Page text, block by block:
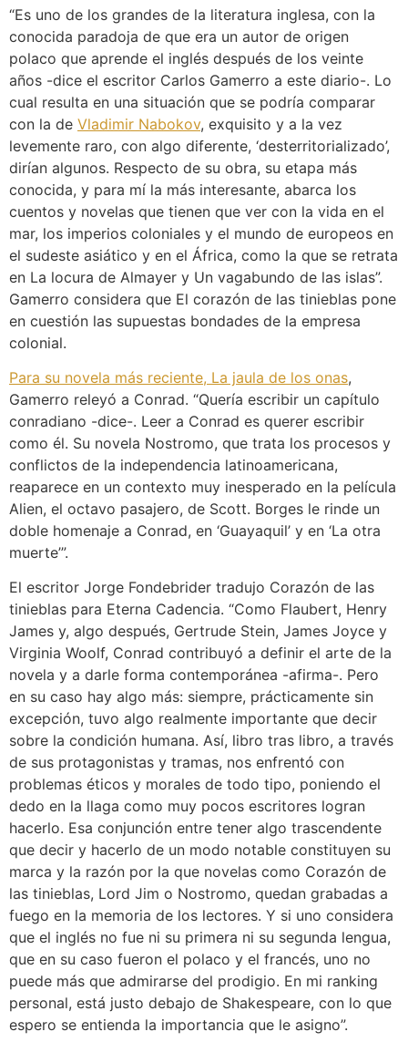
“Es uno de los grandes de la literatura inglesa, con la
conocida paradoja de que era un autor de origen
polaco que aprende el inglés después de los veinte
años -dice el escritor Carlos Gamerro a este diario-. Lo
cual resulta en una situación que se podría comparar
con la de Vladimir Nabokov, exquisito y a la vez
levemente raro, con algo diferente, ‘desterritorializado’,
dirían algunos. Respecto de su obra, su etapa más
conocida, y para mí la más interesante, abarca los
cuentos y novelas que tienen que ver con la vida en el
mar, los imperios coloniales y el mundo de europeos en
el sudeste asiático y en el África, como la que se retrata
en La locura de Almayer y Un vagabundo de las islas”.
Gamerro considera que El corazón de las tinieblas pone
en cuestión las supuestas bondades de la empresa
colonial.
Para su novela más reciente, La jaula de los onas,
Gamerro releyó a Conrad. “Quería escribir un capítulo
conradiano -dice-. Leer a Conrad es querer escribir
como él. Su novela Nostromo, que trata los procesos y
conflictos de la independencia latinoamericana,
reaparece en un contexto muy inesperado en la película
Alien, el octavo pasajero, de Scott. Borges le rinde un
doble homenaje a Conrad, en ‘Guayaquil’ y en ‘La otra
muerte’”.
El escritor Jorge Fondebrider tradujo Corazón de las
tinieblas para Eterna Cadencia. “Como Flaubert, Henry
James y, algo después, Gertrude Stein, James Joyce y
Virginia Woolf, Conrad contribuyó a definir el arte de la
novela y a darle forma contemporánea -afirma-. Pero
en su caso hay algo más: siempre, prácticamente sin
excepción, tuvo algo realmente importante que decir
sobre la condición humana. Así, libro tras libro, a través
de sus protagonistas y tramas, nos enfrentó con
problemas éticos y morales de todo tipo, poniendo el
dedo en la llaga como muy pocos escritores logran
hacerlo. Esa conjunción entre tener algo trascendente
que decir y hacerlo de un modo notable constituyen su
marca y la razón por la que novelas como Corazón de
las tinieblas, Lord Jim o Nostromo, quedan grabadas a
fuego en la memoria de los lectores. Y si uno considera
que el inglés no fue ni su primera ni su segunda lengua,
que en su caso fueron el polaco y el francés, uno no
puede más que admirarse del prodigio. En mi ranking
personal, está justo debajo de Shakespeare, con lo que
espero se entienda la importancia que le asigno”.